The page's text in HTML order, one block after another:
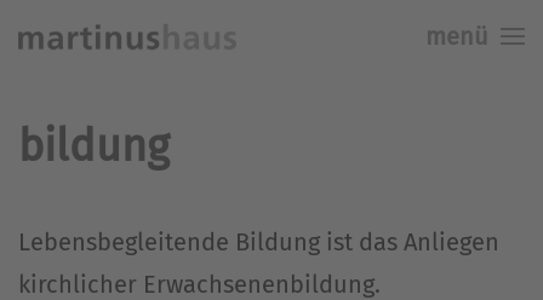
menü
bildung
Lebensbegleitende Bildung ist das Anliegen
kirchlicher Erwachsenenbildung.